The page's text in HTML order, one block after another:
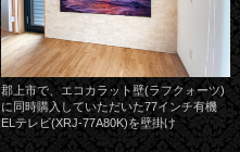
郡上市で、エコカラット壁(ラフクォーツ)
に同時購入していただいた77インチ有機
ELテレビ(XRJ-77A80K)を壁掛け